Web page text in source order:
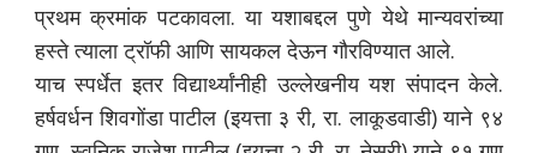
प्रथम क्रमांक पटकावला. या यशाबद्दल पुणे येथे मान्यवरांच्या
हस्ते त्याला ट्रॉफी आणि सायकल देऊन गौरविण्यात आले.
याच स्पर्धेत इतर विद्यार्थ्यांनीही उल्लेखनीय यश संपादन केले.
हर्षवर्धन शिवगोंडा पाटील (इयत्ता ३ री, रा. लाकूडवाडी) याने ९४